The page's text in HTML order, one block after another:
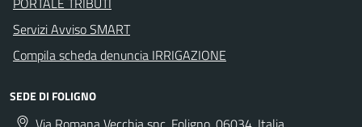
Servizi Avviso SMART
Compila scheda denuncia IRRIGAZIONE
SEDE DI FOLIGNO